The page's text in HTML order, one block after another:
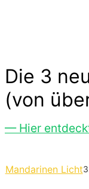
Die 3
(von
— Hier
Mandarinen Licht